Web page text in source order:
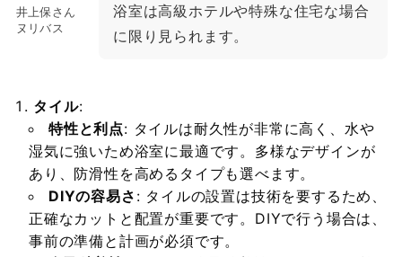
井上保さん
ヌリバス
浴室は高級ホテルや特殊な住宅な場合
に限り見られます。
タイル:
特性と利点: タイルは耐久性が非常に高く、水や
湿気に強いため浴室に最適です。多様なデザインが
あり、防滑性を高めるタイプも選べます。
DIYの容易さ : タイルの設置は技術を要するため、
正確なカットと配置が重要です。DIYで行う場合は、
事前の準備と計画が必須です。